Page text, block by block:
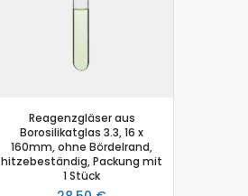
Reagenzgläser aus
Borosilikatglas 3.3, 16 x
160mm, ohne Bördelrand,
hitzebeständig, Packung mit
1 Stück